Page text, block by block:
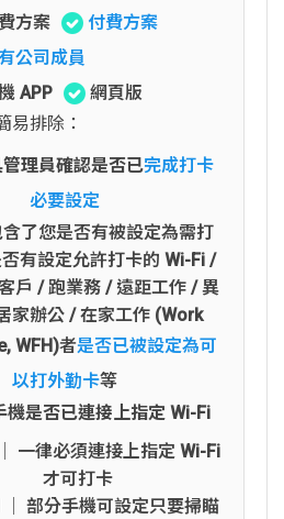
方案
付費方案
公司成員
APP
網頁版
易排除：
理員確認是否已完成打卡
必要設定
了您是否有被設定為需打
有設定允許打卡的 Wi-Fi /
戶 / 跑業務 / 遠距工作 / 異
家辦公 / 在家工作 (Work
WFH)者是否已被設定為可
以打外勤卡等
機是否已連接上指定 Wi-Fi
一律必須連接上指定 Wi-Fi
才可打卡
│ 部分手機可設定只要掃瞄